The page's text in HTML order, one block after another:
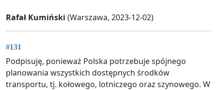
Rafał Kumiński (Warszawa, 2023-12-02)
#131
Podpisuję, ponieważ Polska potrzebuje spójnego
planowania wszystkich dostępnych środków
transportu, tj. kołowego, lotniczego oraz szynowego. W